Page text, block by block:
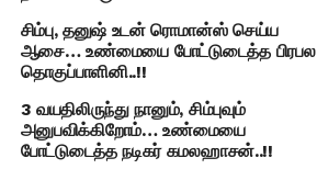
சிம்பு, தனுஷ் உடன் ரொமான்ஸ் செய்ய
ஆசை… உண்மையை போட்டுடைத்த பிரபல
தொகுப்பாளினி..!!
3 வயதிலிருந்து நானும், சிம்புவும்
அனுபவிக்கிறோம்… உண்மையை
போட்டுடைத்த நடிகர் கமலஹாசன்..!!